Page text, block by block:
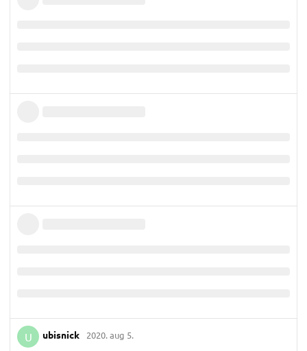
U ubisnick 2020. aug 5.